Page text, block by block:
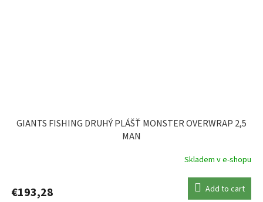
GIANTS FISHING DRUHÝ PLÁŠŤ MONSTER OVERWRAP 2,5
MAN
Skladem v e-shopu
€193,28 Add to cart